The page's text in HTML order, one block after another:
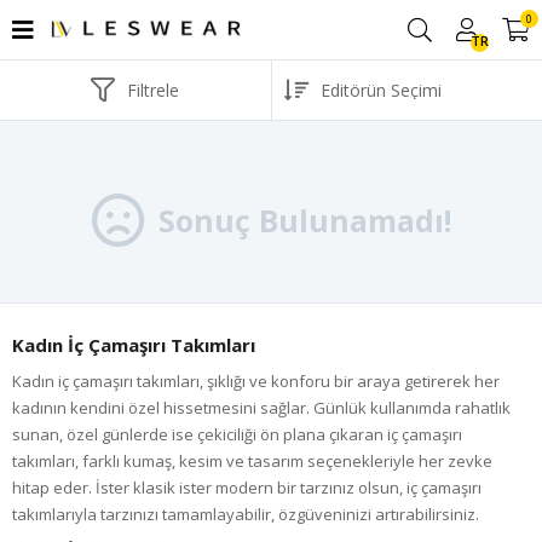
TR
0
Filtrele
Sonuç Bulunamadı!
Kadın İç Çamaşırı Takımları
Kadın iç çamaşırı takımları, şıklığı ve konforu bir araya getirerek her
kadının kendini özel hissetmesini sağlar. Günlük kullanımda rahatlık
sunan, özel günlerde ise çekiciliği ön plana çıkaran iç çamaşırı
takımları, farklı kumaş, kesim ve tasarım seçenekleriyle her zevke
hitap eder. İster klasik ister modern bir tarzınız olsun, iç çamaşırı
takımlarıyla tarzınızı tamamlayabilir, özgüveninizi artırabilirsiniz.